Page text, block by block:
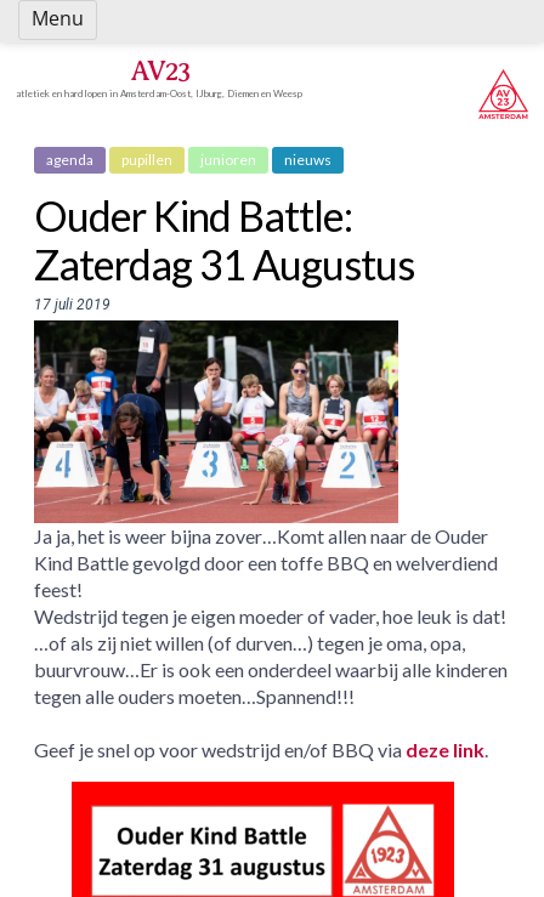
Spring
naar
AV23
atletiek en hardlopen in Amsterdam-Oost, IJburg, Diemen en Weesp
agenda pupillen junioren nieuws
Ouder Kind Battle:
Zaterdag 31 Augustus
17 juli 2019
Ja ja, het is weer bijna zover…Komt allen naar de Ouder
Kind Battle gevolgd door een toffe BBQ en welverdiend
feest!
Wedstrijd tegen je eigen moeder of vader, hoe leuk is dat!
…of als zij niet willen (of durven…) tegen je oma, opa,
buurvrouw…Er is ook een onderdeel waarbij alle kinderen
tegen alle ouders moeten…Spannend!!!
Geef je snel op voor wedstrijd en/of BBQ via deze link
Menu